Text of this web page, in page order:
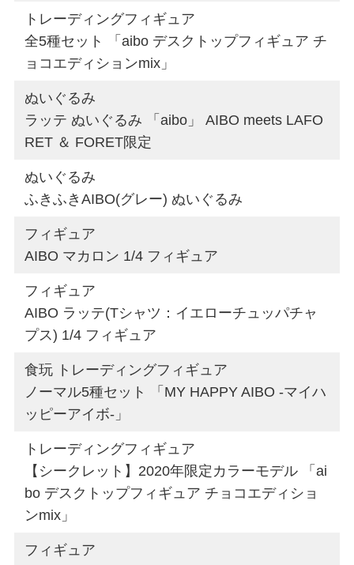
トレーディングフィギュア
全5種セット 「aibo デスクトップフィギュア チ
ョコエディションmix」
ぬいぐるみ
ラッテ ぬいぐるみ 「aibo」 AIBO meets LAFO
RET ＆ FORET限定
ぬいぐるみ
ふきふきAIBO(グレー) ぬいぐるみ
フィギュア
AIBO マカロン 1/4 フィギュア
フィギュア
AIBO ラッテ(Tシャツ：イエローチュッパチャ
プス) 1/4 フィギュア
食玩 トレーディングフィギュア
ノーマル5種セット 「MY HAPPY AIBO -マイハ
ッピーアイボ-」
トレーディングフィギュア
【シークレット】2020年限定カラーモデル 「ai
bo デスクトップフィギュア チョコエディショ
ンmix」
フィギュア